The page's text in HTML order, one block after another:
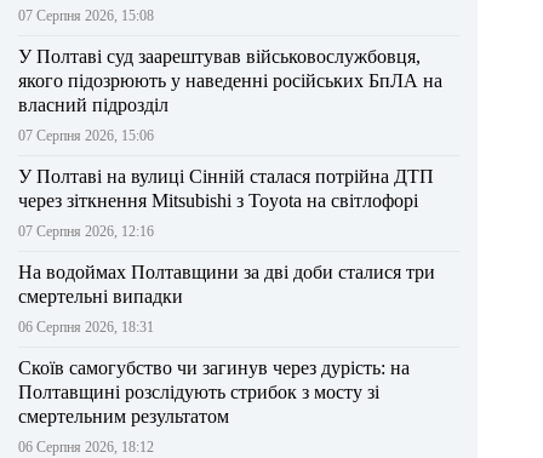
07 Серпня 2026, 15:08
У Полтаві суд заарештував військовослужбовця,
якого підозрюють у наведенні російських БпЛА на
власний підрозділ
07 Серпня 2026, 15:06
У Полтаві на вулиці Сінній сталася потрійна ДТП
через зіткнення Mitsubishi з Toyota на світлофорі
07 Серпня 2026, 12:16
На водоймах Полтавщини за дві доби сталися три
смертельні випадки
06 Серпня 2026, 18:31
Скоїв самогубство чи загинув через дурість: на
Полтавщині розслідують стрибок з мосту зі
смертельним результатом
06 Серпня 2026, 18:12